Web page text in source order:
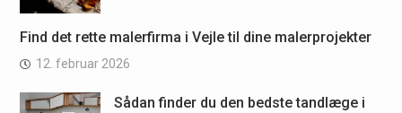
Find det rette malerfirma i Vejle til dine malerprojekter
12. februar 2026
Sådan finder du den bedste tandlæge i